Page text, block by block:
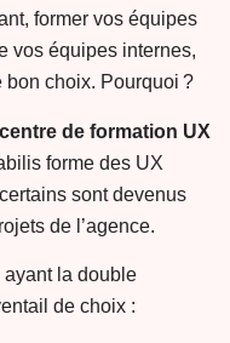
former vos équipes
vos équipes internes,
bon choix. Pourquoi ?
de formation UX
forme des UX
sont devenus
de l’agence.
la double
de choix :